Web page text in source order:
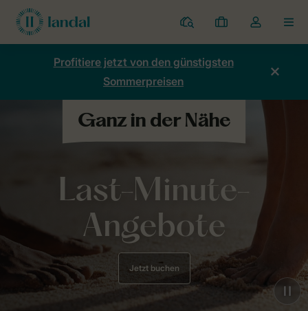
Ferienparks
Meine
Buchungen
Dropdown-
Menü
Kontos
Profitiere jetzt von den günstigsten
Sommerpreisen
Last-Minute-
Angebote
Jetzt buchen